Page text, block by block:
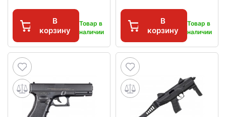
В
корзину
Товар в
наличии
В
корзину
Товар в
наличии